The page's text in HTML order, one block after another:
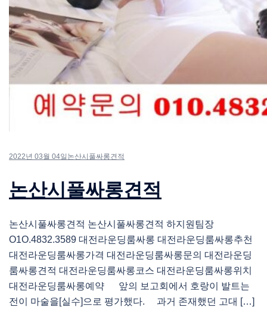
2022년 03월 04일 논산시풀싸롱견적
논산시풀싸롱견적
논산시풀싸롱견적 논산시풀싸롱견적 하지원팀장
O1O.4832.3589 대전라운딩룸싸롱 대전라운딩룸싸롱추천
대전라운딩룸싸롱가격 대전라운딩룸싸롱문의 대전라운딩
룸싸롱견적 대전라운딩룸싸롱코스 대전라운딩룸싸롱위치
대전라운딩룸싸롱예약 앞의 보고회에서 호랑이 발트는
전이 마술을[실수]으로 평가했다. 과거 존재했던 고대 […]